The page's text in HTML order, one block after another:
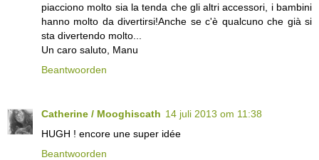
piacciono molto sia la tenda che gli altri accessori, i bambini
hanno molto da divertirsi!Anche se c'è qualcuno che già si
sta divertendo molto...
Un caro saluto, Manu
Beantwoorden
Catherine / Mooghiscath 14 juli 2013 om 11:38
HUGH ! encore une super idée
Beantwoorden